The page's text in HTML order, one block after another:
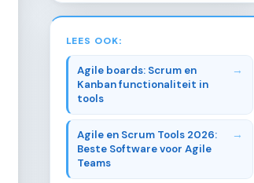
LEES OOK:
Agile boards: Scrum en
Kanban functionaliteit in
tools
Agile en Scrum Tools 2026:
Beste Software voor Agile
Teams